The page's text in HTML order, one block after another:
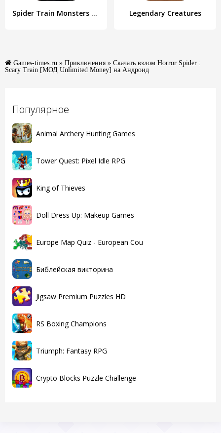
Популярное
Animal Archery Hunting Games
Tower Quest: Pixel Idle RPG
King of Thieves
Doll Dress Up: Makeup Games
Europe Map Quiz - European Cou
Библейская викторина
Jigsaw Premium Puzzles HD
RS Boxing Champions
Triumph: Fantasy RPG
Crypto Blocks Puzzle Challenge
Spider Train Monsters Survival Legendary Creatures
Games-times.ru » Приключения » Скачать взлом Horror Spider :
Scary Train [МОД Unlimited Money] на Андроид